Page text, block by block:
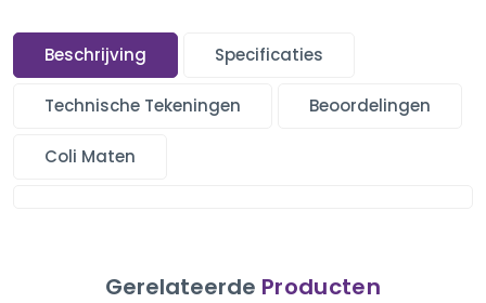
Beschrijving Specificaties
Technische Tekeningen Beoordelingen
Coli Maten
Gerelateerde Producten